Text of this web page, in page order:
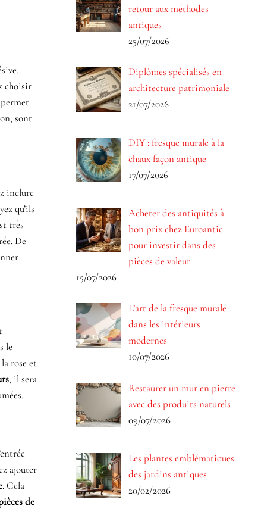
choisir.
sont
inclure
qu’ils
très
De
le
rose et
, il sera
ajouter
. Cela
de
retour aux méthodes
antiques
25/07/2026
Diplômes spécialisés en
architecture patrimoniale
21/07/2026
DIY : fresque murale à la
chaux façon antique
17/07/2026
Acheter des antiquités à
bon prix chez Euroantic
pour investir dans des
pièces de valeur
15/07/2026
L’art de la fresque murale
dans les intérieurs
modernes
10/07/2026
Restaurer un mur en pierre
avec des produits naturels
09/07/2026
Les plantes emblématiques
des jardins antiques
20/02/2026